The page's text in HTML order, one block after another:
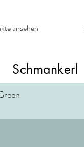
ansehen
Schmankerl